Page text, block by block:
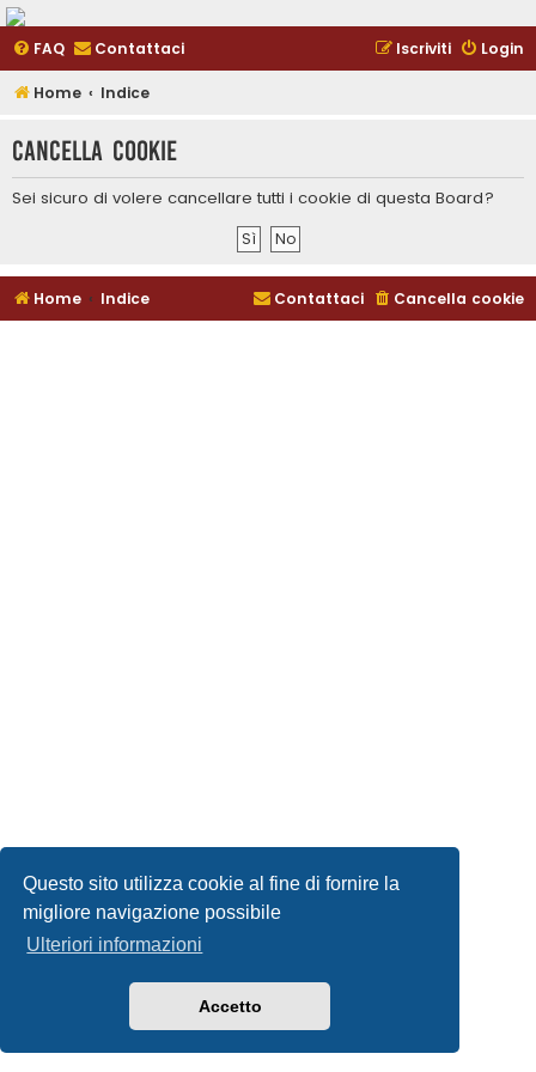
Questo sito utilizza cookie al fine di fornire la
migliore navigazione possibile
Ulteriori informazioni
Accetto
FAQ Contattaci Login
Iscriviti
Home Indice
Cancella cookie
Sei sicuro di volere cancellare tutti i cookie di questa Board?
Home Indice Cancella cookie
Contattaci